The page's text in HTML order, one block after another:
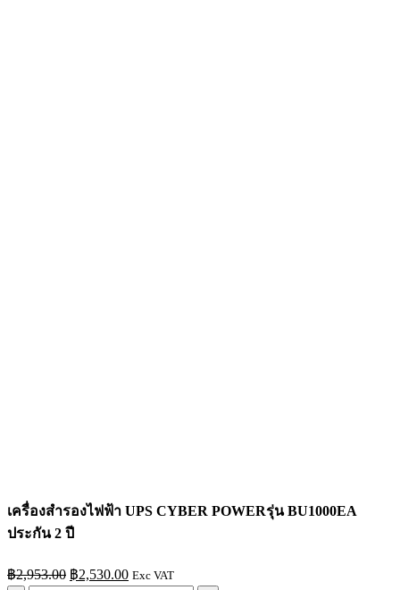
เครื่องสำรองไฟฟ้า UPS CYBER POWERรุ่น BU1000EA
ประกัน 2 ปี
฿2,953.00 Original
price
฿2,530.00Current
price
Exc VAT